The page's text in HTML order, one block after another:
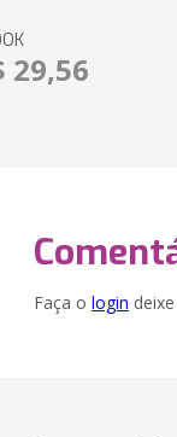
29,56
Faça o login